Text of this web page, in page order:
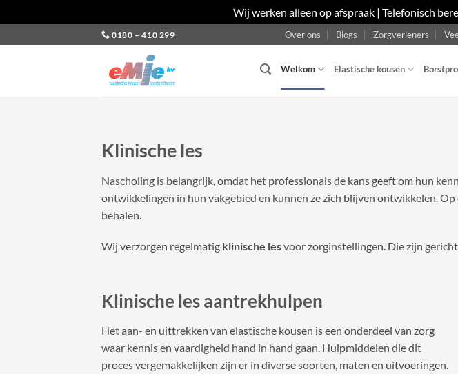
Wij werken alleen op afspraak | Telefonisch
naar
0180 – 410 299 Over ons Blogs Zorgverleners
Welkom Elastische kousen
Klinische les
Nascholing is belangrijk, omdat het professionals de kans geeft om hun
ontwikkelingen in hun vakgebied en kunnen ze zich blijven ontwikkelen.
behalen.
Wij verzorgen regelmatig klinische lesvoor zorginstellingen. Die zijn
Klinische les aantrekhulpen
Het aan- en uittrekken van elastische kousen is een onderdeel van zorg
waar kennis en vaardigheid hand in hand gaan. Hulpmiddelen die dit
proces vergemakkelijken zijn er in diverse soorten, maten en uitvoeringen.